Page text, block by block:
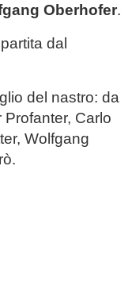
Oberhofer.
dal
del nastro: da
Carlo
Wolfgang